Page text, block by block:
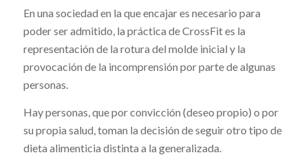
En una sociedad en la que encajar es necesario para
poder ser admitido, la práctica de CrossFit es la
representación de la rotura del molde inicial y la
provocación de la incomprensión por parte de algunas
personas.
Hay personas, que por convicción (deseo propio) o por
su propia salud, toman la decisión de seguir otro tipo de
dieta alimenticia distinta a la generalizada.